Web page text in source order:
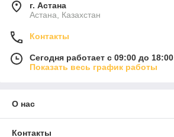
г. Астана
Астана, Казахстан
Контакты
Сегодня работает с 09:00 до 18:00
Показать весь график работы
О нас
Контакты